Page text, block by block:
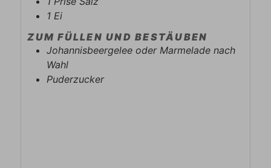
1 Ei
ZUM FÜLLEN UND BESTÄUBEN
Johannisbeergelee oder Marmelade nach
Wahl
Puderzucker